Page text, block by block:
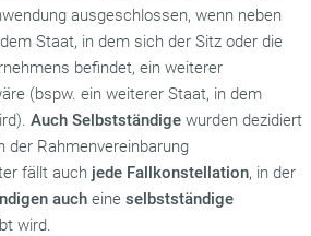
ausgeschlossen, wenn neben
Staat, in dem sich der Sitz oder die
befindet, ein weiterer
(bspw. ein weiterer Staat, in dem
Auch Selbstständige wurden dezidiert
der Rahmenvereinbarung
fällt auch jede Fallkonstellation, in der
aucheine selbstständige
wird.